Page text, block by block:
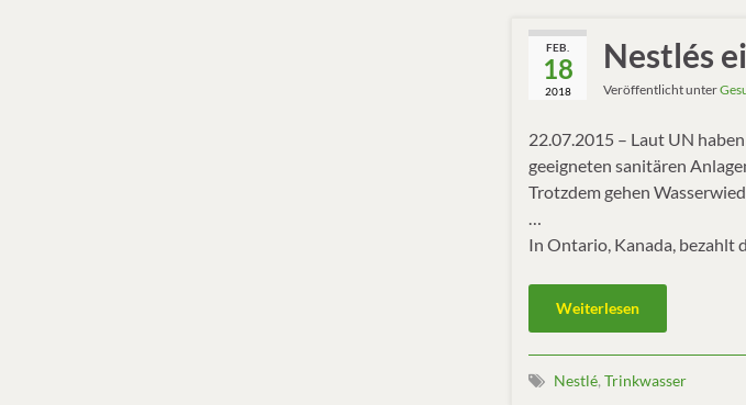
FEB.
18
2018
Nestlés
Veröffentlicht unter
22.07.2015 – Laut UN
geeigneten sanitären
Trotzdem gehen
In Ontario, Kanada, bezahlt
Weiterlesen
Nestlé, Trinkwasser